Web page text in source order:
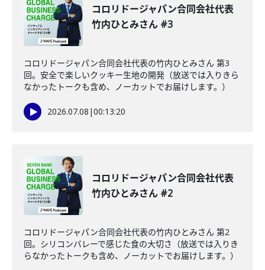
コロリドージャパン合同会社代表
竹内ひとみさん #3
コロリドージャパン合同会社代表の竹内ひとみさん 第3
回。安全で楽しいクッキー生地の開発（放送では入りきら
なかったトークも含め、ノーカットでお届けします。）
2026.07.08 |00:13:20
コロリドージャパン合同会社代表
竹内ひとみさん #2
コロリドージャパン合同会社代表の竹内ひとみさん 第2
回。シリコンバレーで感じた食の大切さ（放送では入りき
らなかったトークも含め、ノーカットでお届けします。）